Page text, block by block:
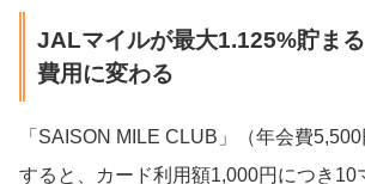
JALマイルが最大1.125%貯ま
費用に変わる
「SAISON MILE CLUB」（年会費
すると、カード利用額1,000円につき10